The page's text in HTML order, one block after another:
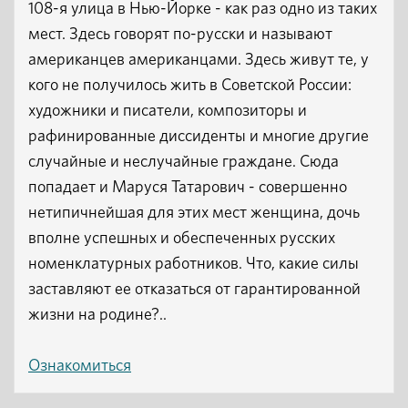
108-я улица в Нью-Йорке - как раз одно из таких
мест. Здесь говорят по-русски и называют
американцев американцами. Здесь живут те, у
кого не получилось жить в Советской России:
художники и писатели, композиторы и
рафинированные диссиденты и многие другие
случайные и неслучайные граждане. Сюда
попадает и Маруся Татарович - совершенно
нетипичнейшая для этих мест женщина, дочь
вполне успешных и обеспеченных русских
номенклатурных работников. Что, какие силы
заставляют ее отказаться от гарантированной
жизни на родине?..
Ознакомиться